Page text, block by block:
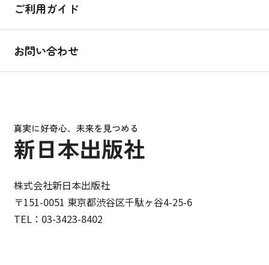
株式会社新日本出版社
〒151-0051 東京都渋谷区千駄ヶ谷4-25-6
TEL：03-3423-8402
ご利用ガイド
お問い合わせ